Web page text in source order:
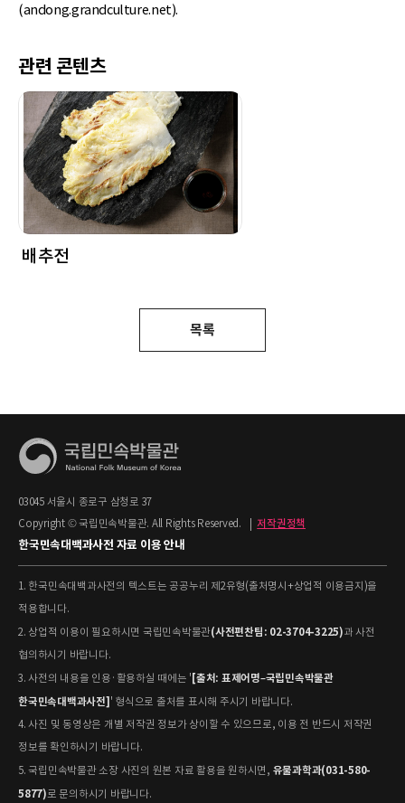
(andong.grandculture.net).
관련 콘텐츠
배추전
목록
03045 서울시 종로구 삼청로 37
Copyright © 국립민속박물관. All Rights Reserved.
저작권정책
한국민속대백과사전 자료 이용 안내
1. 한국민속대백과사전의 텍스트는 공공누리 제2유형(출처명시+상업적 이용금지)을
적용합니다.
2. 상업적 이용이 필요하시면 국립민속박물관(사전편찬팀: 02-3704-3225)과 사전
협의하시기 바랍니다.
3. 사전의 내용을 인용·활용하실 때에는 ' [출처: 표제어명–국립민속박물관
한국민속대백과사전] ' 형식으로 출처를 표시해 주시기 바랍니다.
4. 사진 및 동영상은 개별 저작권 정보가 상이할 수 있으므로, 이용 전 반드시 저작권
정보를 확인하시기 바랍니다.
5. 국립민속박물관 소장 사진의 원본 자료 활용을 원하시면, 유물과학과(031-580-
5877)로 문의하시기 바랍니다.